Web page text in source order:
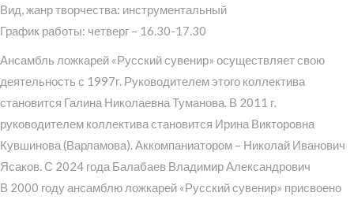
Вид, жанр творчества: инструментальный
График работы: четверг – 16.30-17.30
Ансамбль ложкарей «Русский сувенир» осуществляет свою
деятельность с 1997г. Руководителем этого коллектива
становится Галина Николаевна Туманова. В 2011 г.
руководителем коллектива становится Ирина Викторовна
Кувшинова (Варламова). Аккомпаниатором – Николай Иванович
Ясаков. С 2024 года Балабаев Владимир Александрович
В 2000 году ансамблю ложкарей «Русский сувенир» присвоено